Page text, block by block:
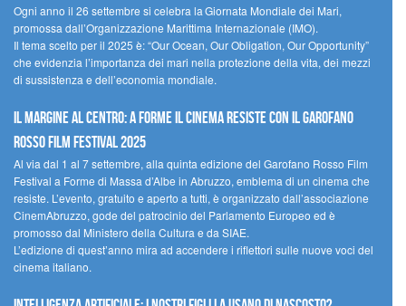
Ogni anno il 26 settembre si celebra la Giornata Mondiale dei Mari,
promossa dall’Organizzazione Marittima Internazionale (IMO).
Il tema scelto per il 2025 è: “Our Ocean, Our Obligation, Our Opportunity”
che evidenzia l’importanza dei mari nella protezione della vita, dei mezzi
di sussistenza e dell’economia mondiale.
Il margine al centro: a Forme il cinema resiste con il Garofano
Rosso Film Festival 2025
Al via dal 1 al 7 settembre, alla quinta edizione del Garofano Rosso Film
Festival a Forme di Massa d’Albe in Abruzzo, emblema di un cinema che
resiste. L’evento, gratuito e aperto a tutti, è organizzato dall’associazione
CinemAbruzzo, gode del patrocinio del Parlamento Europeo ed è
promosso dal Ministero della Cultura e da SIAE.
L’edizione di quest’anno mira ad accendere i riflettori sulle nuove voci del
cinema italiano.